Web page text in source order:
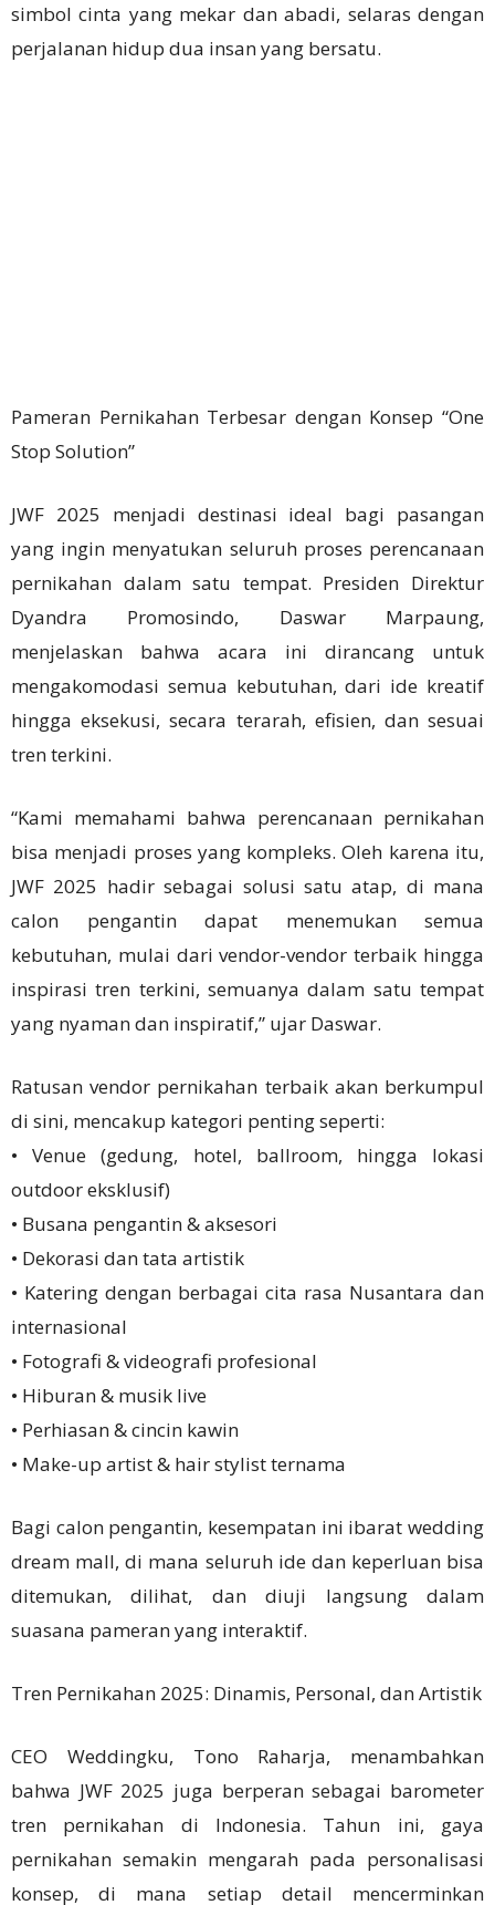
simbol cinta yang mekar dan abadi, selaras dengan
perjalanan hidup dua insan yang bersatu.
Pameran Pernikahan Terbesar dengan Konsep “One
Stop Solution”
JWF 2025 menjadi destinasi ideal bagi pasangan
yang ingin menyatukan seluruh proses perencanaan
pernikahan dalam satu tempat. Presiden Direktur
Dyandra Promosindo, Daswar Marpaung,
menjelaskan bahwa acara ini dirancang untuk
mengakomodasi semua kebutuhan, dari ide kreatif
hingga eksekusi, secara terarah, efisien, dan sesuai
tren terkini.
“Kami memahami bahwa perencanaan pernikahan
bisa menjadi proses yang kompleks. Oleh karena itu,
JWF 2025 hadir sebagai solusi satu atap, di mana
calon pengantin dapat menemukan semua
kebutuhan, mulai dari vendor-vendor terbaik hingga
inspirasi tren terkini, semuanya dalam satu tempat
yang nyaman dan inspiratif,” ujar Daswar.
Ratusan vendor pernikahan terbaik akan berkumpul
di sini, mencakup kategori penting seperti:
• Venue (gedung, hotel, ballroom, hingga lokasi
outdoor eksklusif)
• Busana pengantin & aksesori
• Dekorasi dan tata artistik
• Katering dengan berbagai cita rasa Nusantara dan
internasional
• Fotografi & videografi profesional
• Hiburan & musik live
• Perhiasan & cincin kawin
• Make-up artist & hair stylist ternama
Bagi calon pengantin, kesempatan ini ibarat wedding
dream mall, di mana seluruh ide dan keperluan bisa
ditemukan, dilihat, dan diuji langsung dalam
suasana pameran yang interaktif.
Tren Pernikahan 2025: Dinamis, Personal, dan Artistik
CEO Weddingku, Tono Raharja, menambahkan
bahwa JWF 2025 juga berperan sebagai barometer
tren pernikahan di Indonesia. Tahun ini, gaya
pernikahan semakin mengarah pada personalisasi
konsep, di mana setiap detail mencerminkan